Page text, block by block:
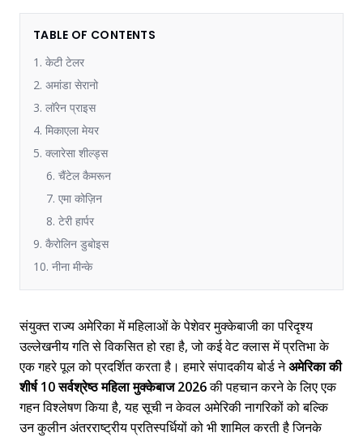
TABLE OF CONTENTS
1. केटी टेलर
2. अमांडा सेरानो
3. लॉरेन प्राइस
4. मिकाएला मेयर
5. क्लारेसा शील्ड्स
6. चैंटेल कैमरून
7. एमा कोज़िन
8. टेरी हार्पर
9. कैरोलिन डुबोइस
10. नीना मीन्के
संयुक्त राज्य अमेरिका में महिलाओं के पेशेवर मुक्केबाजी का परिदृश्य
उल्लेखनीय गति से विकसित हो रहा है, जो कई वेट क्लास में प्रतिभा के
एक गहरे पूल को प्रदर्शित करता है। हमारे संपादकीय बोर्ड नेअमेरिका की
शीर्ष 10 सर्वश्रेष्ठ महिला मुक्केबाज 2026की पहचान करने के लिए एक
गहन विश्लेषण किया है, यह सूची न केवल अमेरिकी नागरिकों को बल्कि
उन कुलीन अंतरराष्ट्रीय प्रतिस्पर्धियों को भी शामिल करती है जिनके